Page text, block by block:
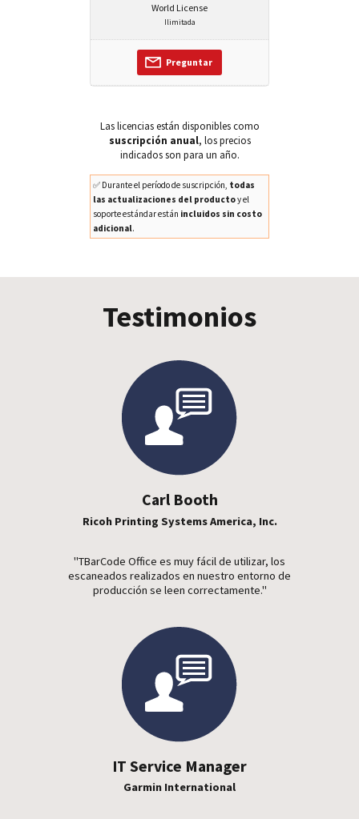
World License
Ilimitada
Preguntar
Las licencias están disponibles como
suscripción anual, los precios
indicados son para un año.
✅ Durante el período de suscripción, todas
las actualizaciones del productoy el
soporte estándar están incluidos sin costo
adicional.
Testimonios
Carl Booth
Ricoh Printing Systems America, Inc.
"TBarCode Office es muy fácil de utilizar, los
escaneados realizados en nuestro entorno de
producción se leen correctamente."
IT Service Manager
Garmin International